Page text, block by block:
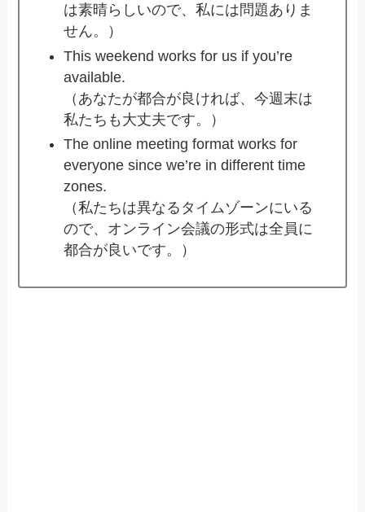
は素晴らしいので、私には問題ありま
せん。）
This weekend works for us if you’re
available.
（あなたが都合が良ければ、今週末は
私たちも大丈夫です。）
The online meeting format works for
everyone since we’re in different time
zones.
（私たちは異なるタイムゾーンにいる
ので、オンライン会議の形式は全員に
都合が良いです。）